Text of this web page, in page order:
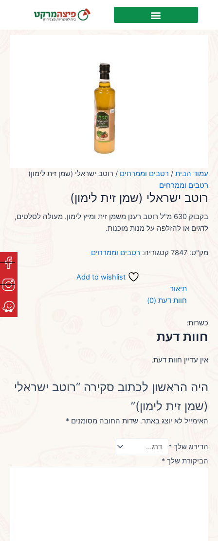
עמוד הבית / רטבים וממרחים / רוטב ישראלי (שמן זית לימון)
רטבים וממרחים
רוטב ישראלי (שמן זית לימון)
בקבוק 630 מ"ל רוטב רענן משמן זית ומיץ לימון. מעולה לסלטים,
לדגים או להזלפה על מנות מוכנות.
מק"ט: 7847 קטגוריה: רטבים וממרחים
Add to wishlist
תיאור
חוות דעת (0)
כשרות:
חוות דעת
אין עדיין חוות דעת.
היה הראשון לכתוב סקירה “רוטב ישראלי
(שמן זית לימון)”
האימייל לא יוצג באתר. שדות החובה מסומנים *
הדירוג שלך *
הביקורת שלך *